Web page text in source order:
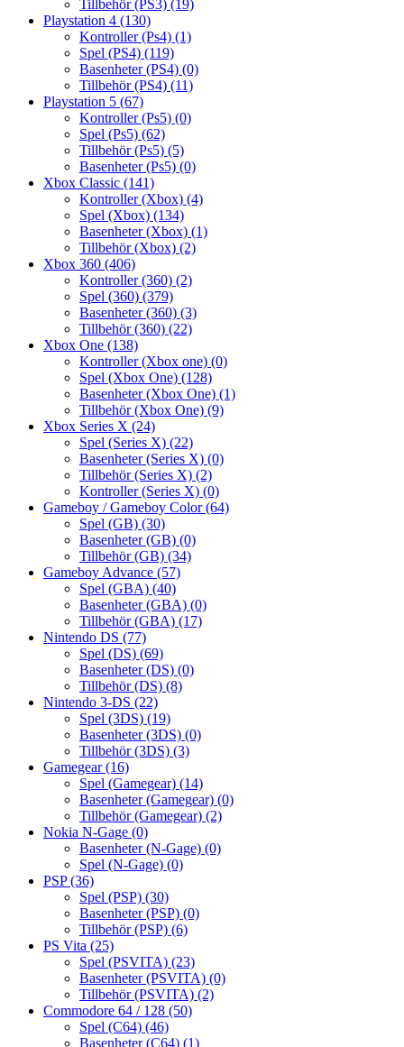
Tillbehör (PS3) (19)
Playstation 4 (130)
Kontroller (Ps4) (1)
Spel (PS4) (119)
Basenheter (PS4) (0)
Tillbehör (PS4) (11)
Playstation 5 (67)
Kontroller (Ps5) (0)
Spel (Ps5) (62)
Tillbehör (Ps5) (5)
Basenheter (Ps5) (0)
Xbox Classic (141)
Kontroller (Xbox) (4)
Spel (Xbox) (134)
Basenheter (Xbox) (1)
Tillbehör (Xbox) (2)
Xbox 360 (406)
Kontroller (360) (2)
Spel (360) (379)
Basenheter (360) (3)
Tillbehör (360) (22)
Xbox One (138)
Kontroller (Xbox one) (0)
Spel (Xbox One) (128)
Basenheter (Xbox One) (1)
Tillbehör (Xbox One) (9)
Xbox Series X (24)
Spel (Series X) (22)
Basenheter (Series X) (0)
Tillbehör (Series X) (2)
Kontroller (Series X) (0)
Gameboy / Gameboy Color(64)
Spel (GB) (30)
Basenheter (GB) (0)
Tillbehör (GB) (34)
Gameboy Advance (57)
Spel (GBA) (40)
Basenheter (GBA) (0)
Tillbehör (GBA) (17)
Nintendo DS (77)
Spel (DS) (69)
Basenheter (DS) (0)
Tillbehör (DS) (8)
Nintendo 3-DS (22)
Spel (3DS) (19)
Basenheter (3DS) (0)
Tillbehör (3DS) (3)
Gamegear(16)
Spel (Gamegear) (14)
Basenheter (Gamegear) (0)
Tillbehör (Gamegear) (2)
Nokia N-Gage (0)
Basenheter (N-Gage) (0)
Spel (N-Gage) (0)
PSP(36)
Spel (PSP) (30)
Basenheter (PSP) (0)
Tillbehör (PSP) (6)
PS Vita (25)
Spel (PSVITA) (23)
Basenheter (PSVITA) (0)
Tillbehör (PSVITA) (2)
Commodore 64 / 128 (50)
Spel (C64) (46)
Basenheter (C64) (1)